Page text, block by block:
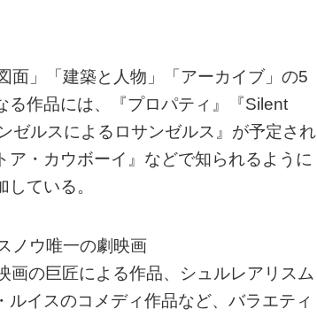
面」「建築と人物」「アーカイブ」の5
る作品には、『プロパティ』『Silent
ゼルスによるロサンゼルス』が予定され
・カウボーイ』などで知られるように
ている。
ノウ唯一の劇映画
画の巨匠による作品、シュルレアリスム
イスのコメディ作品など、バラエティ